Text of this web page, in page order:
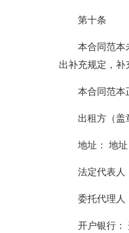
第十条
本合同范本
出补充规定，补
本合同范本
出租方（盖
地址： 地址
法定代表人
委托代理人
开户银行：